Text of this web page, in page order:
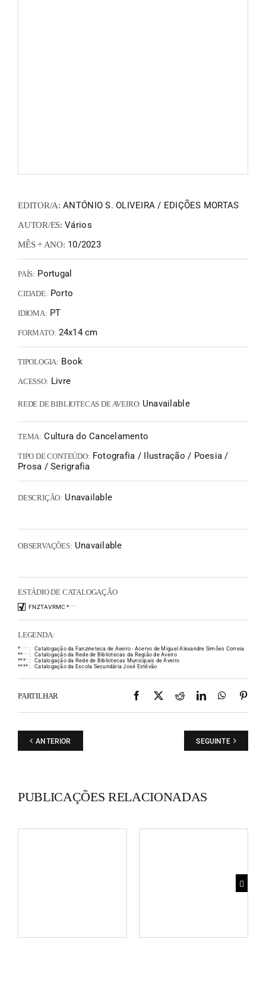
EDITOR/A: ANTÓNIO S. OLIVEIRA / EDIÇÕES MORTAS
AUTOR/ES: Vários
MÊS + ANO: 10/2023
PAÍS: Portugal
CIDADE: Porto
IDIOMA: PT
FORMATO: 24x14 cm
TIPOLOGIA: Book
ACESSO: Livre
REDE DE BIBLIOTECAS DE AVEIRO: Unavailable
TEMA: Cultura do Cancelamento
TIPO DE CONTEÚDO: Fotografia / Ilustração / Poesia /
Prosa / Serigrafia
DESCRIÇÃO: Unavailable
OBSERVAÇÕES: Unavailable
ESTÁDIO DE CATALOGAÇÃO
FNZTAVRMC ****
LEGENDA:
** * * :
Catalogação da Fanzineteca de Aveiro - Acervo de Miguel Alexandre Simões Correia
** * * :
Catalogação da Rede de Bibliotecas da Região de Aveiro
**** :
Catalogação da Rede de Bibliotecas Municipais de Aveiro
**** : Catalogação da Escola Secundária José Estêvão
PARTILHAR Facebook
X RedditLinkedIn
ANTERIOR SEGUINTE
PUBLICAÇÕES RELACIONADAS